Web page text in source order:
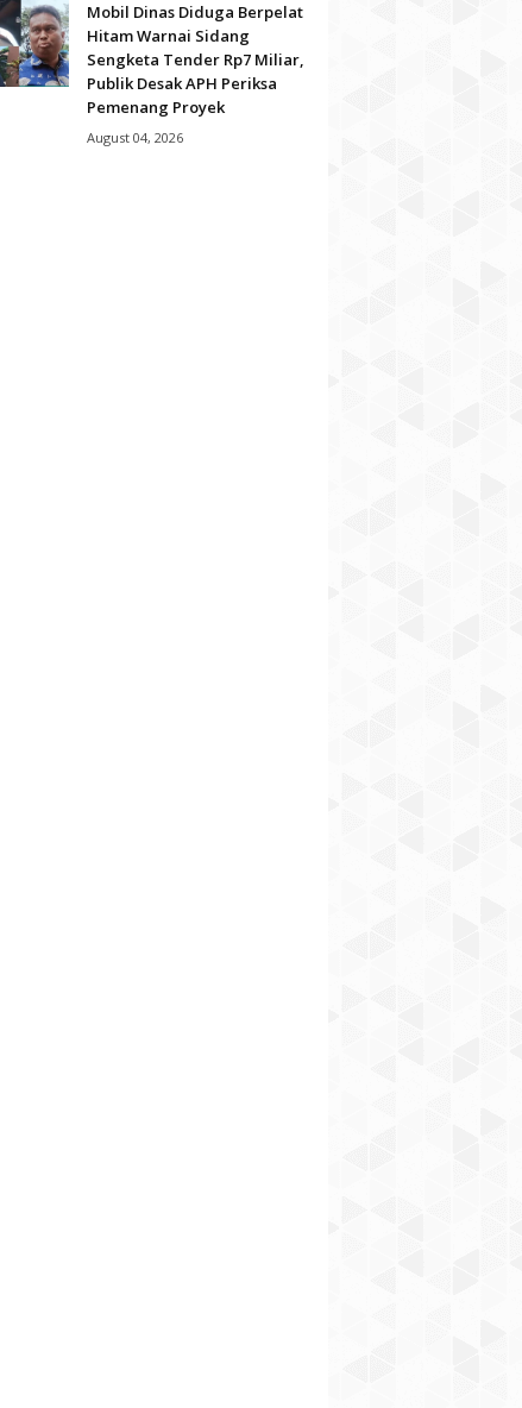
Mobil Dinas Diduga Berpelat
Hitam Warnai Sidang
Sengketa Tender Rp7 Miliar,
Publik Desak APH Periksa
Pemenang Proyek
August 04, 2026